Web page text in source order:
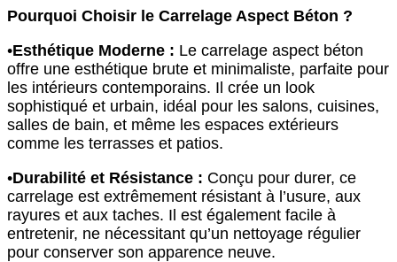
Pourquoi Choisir le Carrelage Aspect Béton ?
•Esthétique Moderne : Le carrelage aspect béton
offre une esthétique brute et minimaliste, parfaite pour
les intérieurs contemporains. Il crée un look
sophistiqué et urbain, idéal pour les salons, cuisines,
salles de bain, et même les espaces extérieurs
comme les terrasses et patios.
•Durabilité et Résistance : Conçu pour durer, ce
carrelage est extrêmement résistant à l’usure, aux
rayures et aux taches. Il est également facile à
entretenir, ne nécessitant qu’un nettoyage régulier
pour conserver son apparence neuve.